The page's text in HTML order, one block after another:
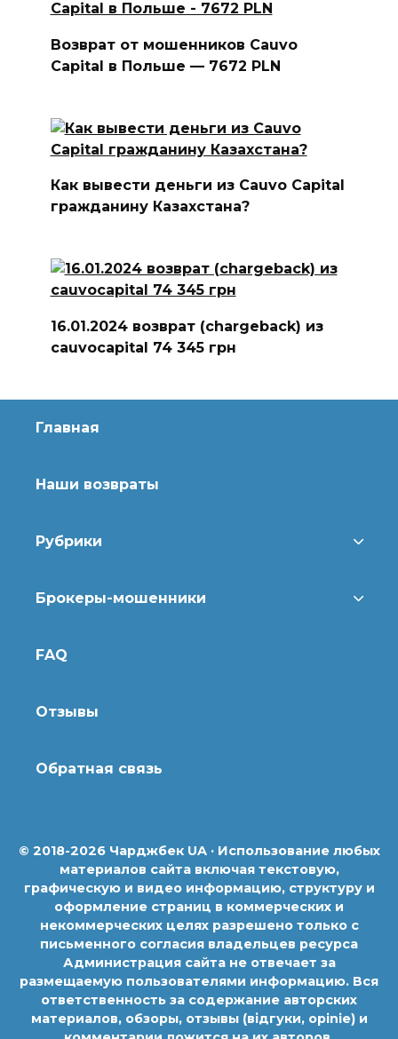
Возврат от мошенников Cauvo
Capital в Польше — 7672 PLN
Как вывести деньги из Cauvo Capital
гражданину Казахстана?
16.01.2024 возврат (chargeback) из
cauvocapital 74 345 грн
Главная
Наши возвраты
Рубрики
Брокеры-мошенники
FAQ
Отзывы
Обратная связь
© 2018-2026 Чарджбек UA · Использование любых
материалов сайта включая текстовую,
графическую и видео информацию, структуру и
оформление страниц в коммерческих и
некоммерческих целях разрешено только с
письменного согласия владельцев ресурса
Администрация сайта не отвечает за
размещаемую пользователями информацию. Вся
ответственность за содержание авторских
материалов, обзоры, отзывы (відгуки, opinie) и